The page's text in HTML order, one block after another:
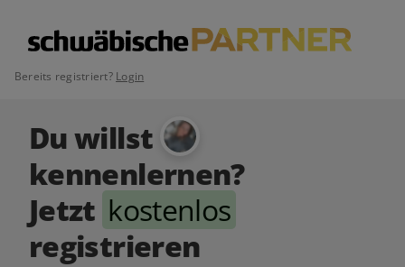
Bereits registriert? Login
Du willst
kennenlernen?
Jetzt kostenlos
registrieren